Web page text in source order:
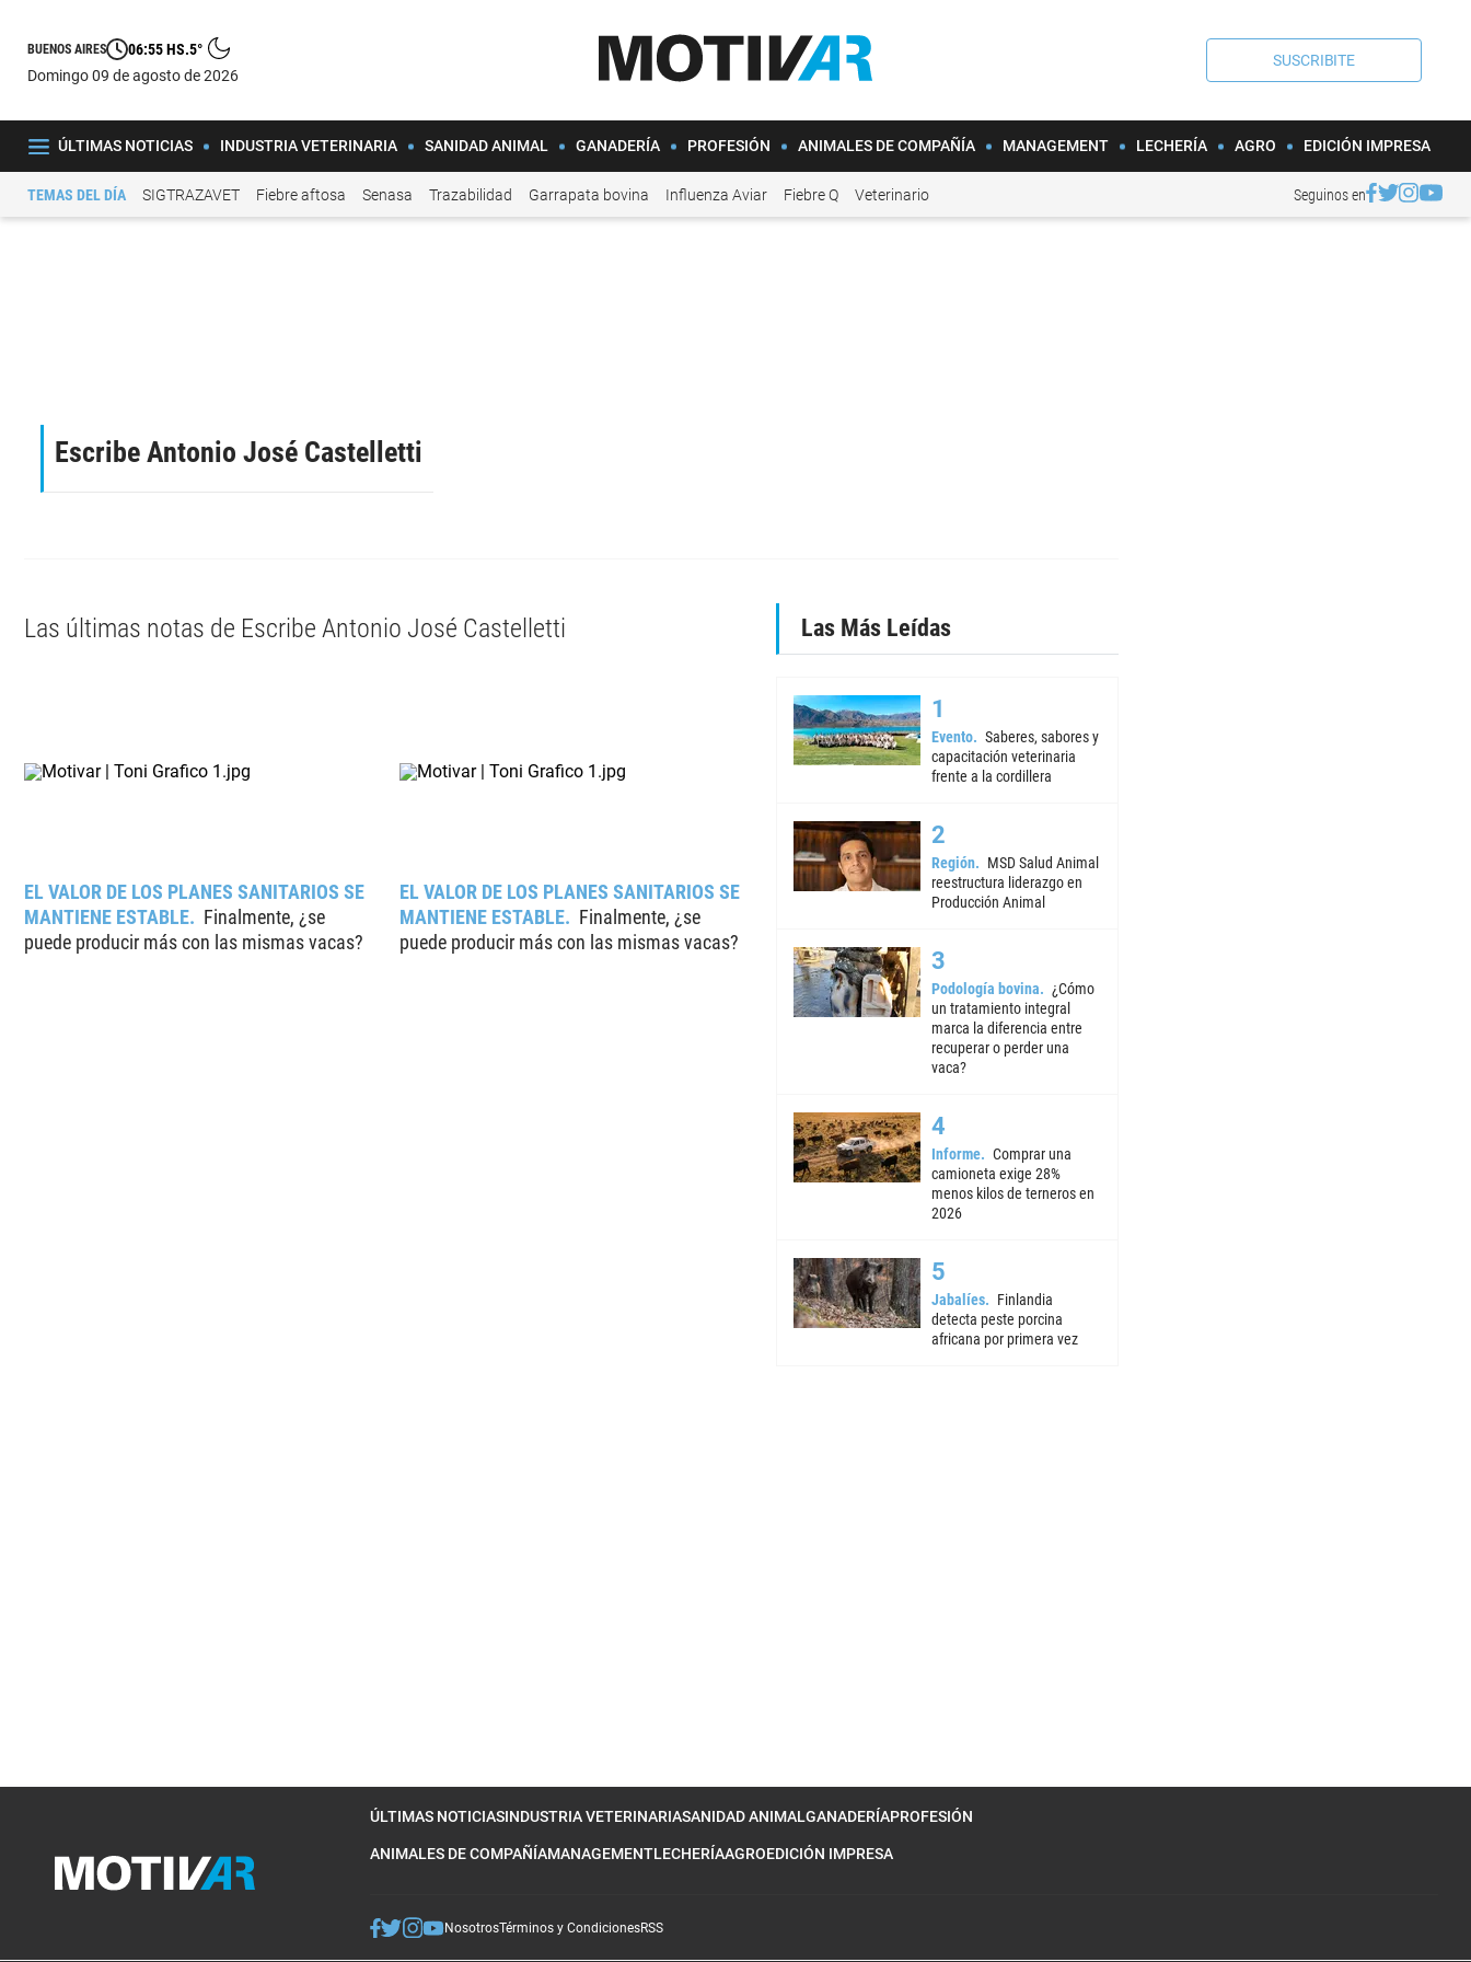
BUENOS AIRES 06:55 HS.5°
domingo 09 de agosto de 2026
SUSCRIBITE
ÚLTIMAS NOTICIAS INDUSTRIA VETERINARIA SANIDAD ANIMAL GANADERÍA PROFESIÓN ANIMALES DE COMPAÑÍA MANAGEMENT LECHERÍA AGRO EDICIÓN IMPRESA
TEMAS DEL DÍA SIGTRAZAVET Fiebre aftosa Senasa Trazabilidad Garrapata bovina Influenza Aviar Fiebre Q Veterinario Seguinos en
Escribe Antonio José Castelletti
Las últimas notas de Escribe Antonio José Castelletti
EL VALOR DE LOS PLANES SANITARIOS SE
MANTIENE ESTABLE
Finalmente, ¿se
puede producir más con las mismas vacas?
EL VALOR DE LOS PLANES SANITARIOS SE
MANTIENE ESTABLE
Finalmente, ¿se
puede producir más con las mismas vacas?
Las Más Leídas
Evento
Saberes, sabores y
capacitación veterinaria
frente a la cordillera
Región
MSD Salud Animal
reestructura liderazgo en
Producción Animal
Podología bovina
¿Cómo
un tratamiento integral
marca la diferencia entre
recuperar o perder una
vaca?
Informe
Comprar una
camioneta exige 28%
menos kilos de terneros en
2026
Jabalíes
Finlandia
detecta peste porcina
africana por primera vez
ÚLTIMAS NOTICIASINDUSTRIA VETERINARIASANIDAD ANIMALGANADERÍAPROFESIÓN
ANIMALES DE COMPAÑÍAMANAGEMENTLECHERÍAAGROEDICIÓN IMPRESA
NosotrosTérminos y CondicionesRSS